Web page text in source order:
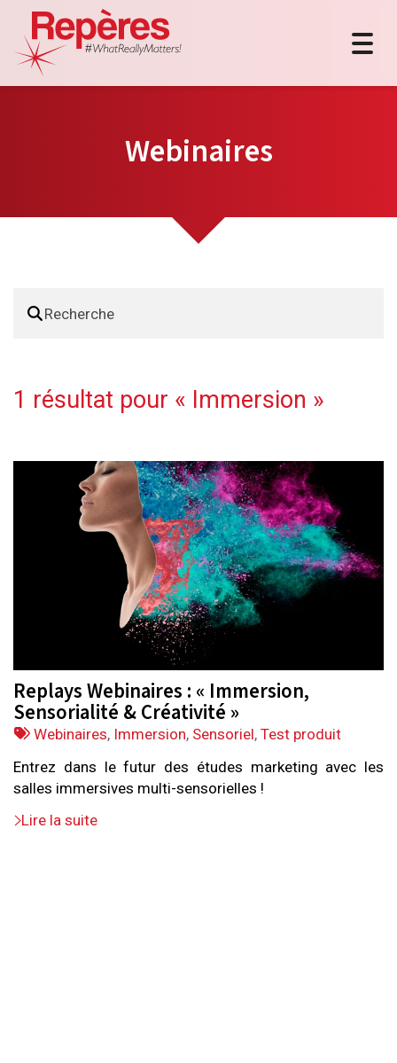
Webinaires
1 résultat pour « Immersion »
Replays Webinaires : « Immersion,
Sensorialité & Créativité »
Tags
Webinaires, Immersion, Sensoriel,Test produit
Entrez dans le futur des études marketing avec les
salles immersives multi-sensorielles !
Lire la suite